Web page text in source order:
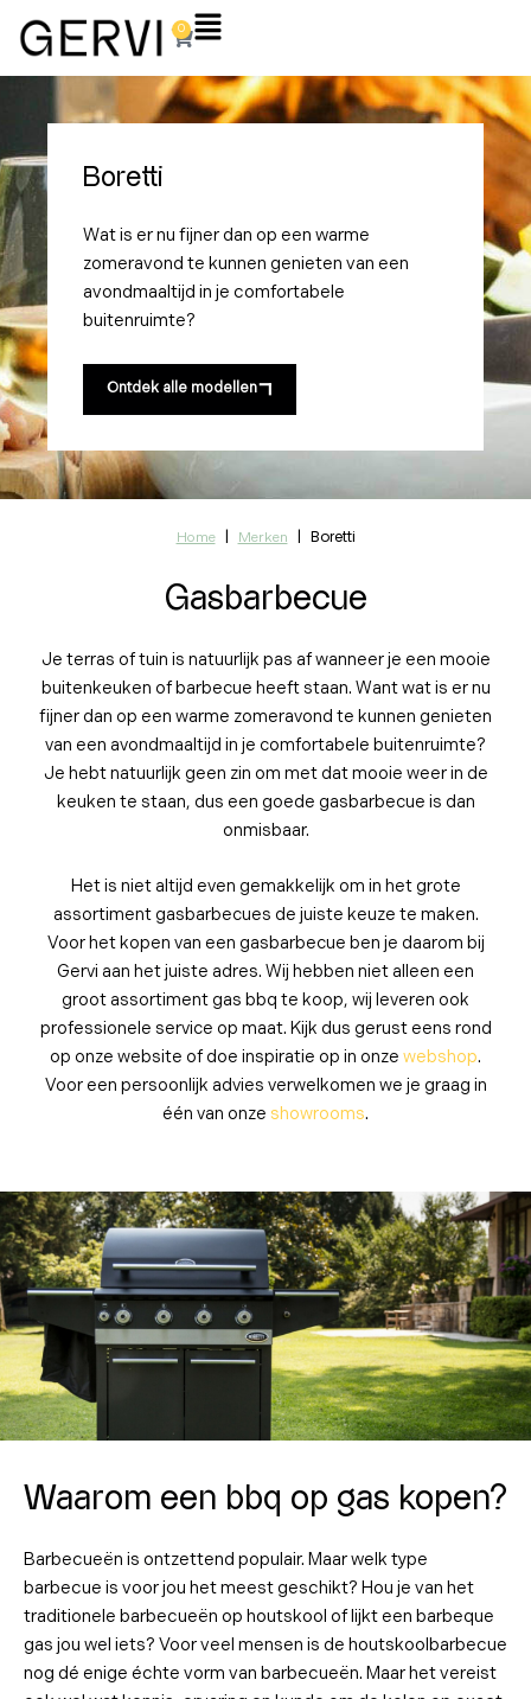
naar
0
Winkelwagen
Flyout
Boretti
Wat is er nu fijner dan op een warme
zomeravond te kunnen genieten van een
avondmaaltijd in je comfortabele
buitenruimte?
Ontdek alle modellen
Home | Merken | Boretti
Gasbarbecue
Je terras of tuin is natuurlijk pas af wanneer je een mooie
buitenkeuken of barbecue heeft staan. Want wat is er nu
fijner dan op een warme zomeravond te kunnen genieten
van een avondmaaltijd in je comfortabele buitenruimte?
Je hebt natuurlijk geen zin om met dat mooie weer in de
keuken te staan, dus een goede gasbarbecue is dan
onmisbaar.
Het is niet altijd even gemakkelijk om in het grote
assortiment gasbarbecues de juiste keuze te maken.
Voor het kopen van een gasbarbecue ben je daarom bij
Gervi aan het juiste adres. Wij hebben niet alleen een
groot assortiment gas bbq te koop, wij leveren ook
professionele service op maat. Kijk dus gerust eens rond
op onze website of doe inspiratie op in onze webshop.
Voor een persoonlijk advies verwelkomen we je graag in
één van onze showrooms.
Waarom een bbq op gas kopen?
Barbecueën is ontzettend populair. Maar welk type
barbecue is voor jou het meest geschikt? Hou je van het
traditionele barbecueën op houtskool of lijkt een barbeque
gas jou wel iets? Voor veel mensen is de houtskoolbarbecue
nog dé enige échte vorm van barbecueën. Maar het vereist